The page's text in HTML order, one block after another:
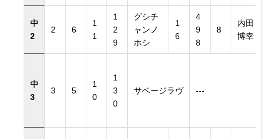
中
2
2 6
1
1
1
2
9
グシチ
ャンノ
ホシ
1
6
4
9
8
8
内田
博幸
中
3
3 5
1
0
1
3
0
サベージラヴ ---